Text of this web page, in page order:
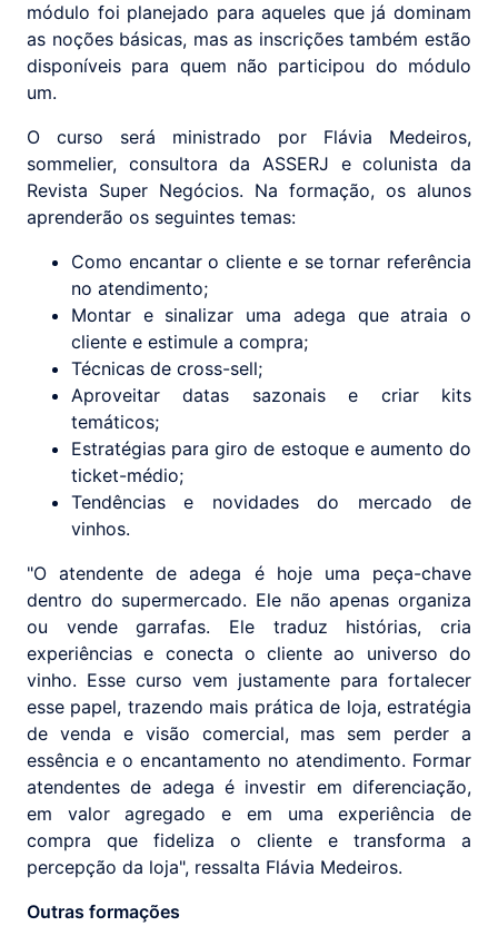
módulo foi planejado para aqueles que já dominam
as noções básicas, mas as inscrições também estão
disponíveis para quem não participou do módulo
um.
O curso será ministrado por Flávia Medeiros,
sommelier, consultora da ASSERJ e colunista da
Revista Super Negócios. Na formação, os alunos
aprenderão os seguintes temas:
Como encantar o cliente e se tornar referência
no atendimento;
Montar e sinalizar uma adega que atraia o
cliente e estimule a compra;
Técnicas de cross-sell;
Aproveitar datas sazonais e criar kits
temáticos;
Estratégias para giro de estoque e aumento do
ticket-médio;
Tendências e novidades do mercado de
vinhos.
"O atendente de adega é hoje uma peça-chave
dentro do supermercado. Ele não apenas organiza
ou vende garrafas. Ele traduz histórias, cria
experiências e conecta o cliente ao universo do
vinho. Esse curso vem justamente para fortalecer
esse papel, trazendo mais prática de loja, estratégia
de venda e visão comercial, mas sem perder a
essência e o encantamento no atendimento. Formar
atendentes de adega é investir em diferenciação,
em valor agregado e em uma experiência de
compra que fideliza o cliente e transforma a
percepção da loja", ressalta Flávia Medeiros.
Outras formações